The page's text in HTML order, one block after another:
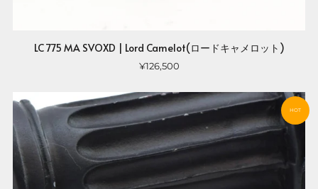
LC 775 MA SVOXD | Lord Camelot(ロードキャメロット)
¥126,500
HOT